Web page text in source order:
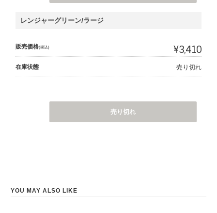
レンジャーグリーン/ラージ
販売価格(税込) ¥3,410
在庫状態 売り切れ
売り切れ
YOU MAY ALSO LIKE